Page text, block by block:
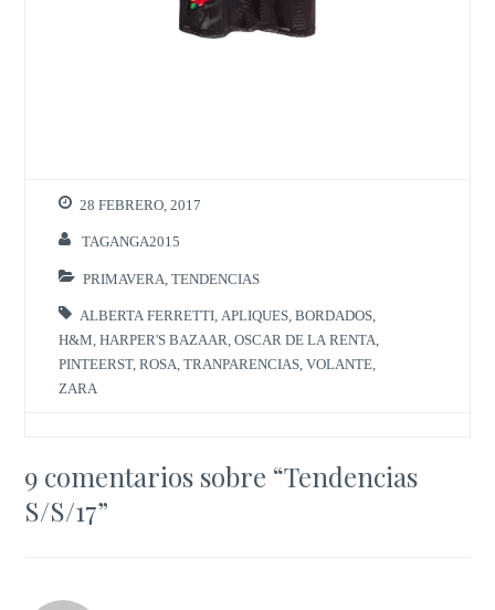
28 FEBRERO, 2017
TAGANGA2015
PRIMAVERA ,TENDENCIAS
ALBERTA FERRETTI APLIQUES ,BORDADOS
H&M ,HARPER'S BAZAAR ,OSCAR DE LA RENTA
PINTEERST,ROSA ,TRANPARENCIAS ,VOLANTE
ZARA
9 comentarios sobre “Tendencias
S/S/17”